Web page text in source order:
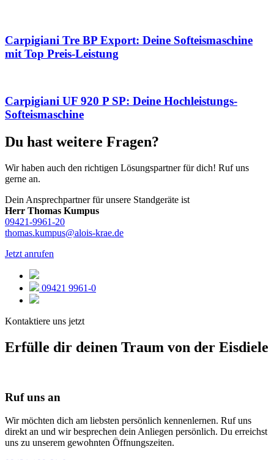
Carpigiani Tre BP Export: Deine Softeismaschine
mit Top Preis-Leistung
Carpigiani UF 920 P SP: Deine Hochleistungs-
Softeismaschine
Du hast weitere Fragen?
Wir haben auch den richtigen Lösungspartner für dich! Ruf uns
gerne an.
Dein Ansprechpartner für unsere Standgeräte ist
Herr Thomas Kumpus
09421-9961-20
thomas.kumpus@alois-krae.de
Jetzt anrufen
09421 9961-0
Kontaktiere uns jetzt
Erfülle dir deinen Traum von der Eisdiele
Ruf uns an
Wir möchten dich am liebsten persönlich kennenlernen. Ruf uns
direkt an und wir besprechen dein Anliegen persönlich. Du erreichst
uns zu unserem gewohnten Öffnungszeiten.